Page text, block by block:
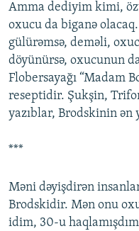
Amma dediyim kimi,
oxucu da biganə
gülürəmsə, deməli,
döyünürsə, oxucunun
Flobersayağı “Madam
reseptidir. Şukşin,
yazıblar, Brodskinin ən
***
Məni dəyişdirən
Brodskidir. Mən onu
idim, 30-u